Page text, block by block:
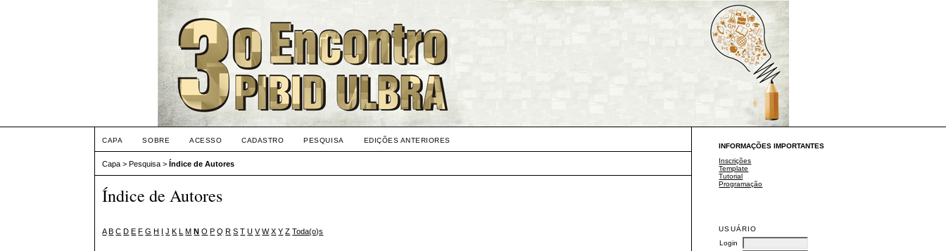
INFORMAÇÕES IMPORTANTES
Inscrições
Template
Tutorial
Programação
USUÁRIO
Login
CAPA SOBRE ACESSO CADASTRO PESQUISA EDIÇÕES ANTERIORES
Capa >Pesquisa >Índice de Autores
Índice de Autores
A B C D E F G H I J K L M N O P Q R S T U V W X Y Z Toda(o)s